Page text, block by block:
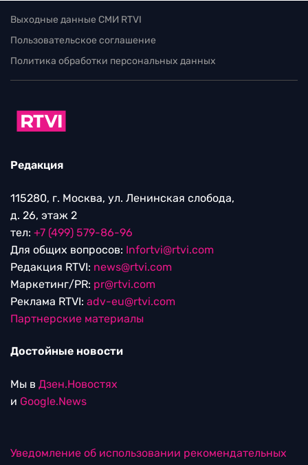
Выходные данные СМИ RTVI
Пользовательское соглашение
Политика обработки персональных данных
Редакция
115280, г. Москва, ул. Ленинская слобода,
д. 26, этаж 2
тел: +7 (499) 579-86-96
Для общих вопросов: Infortvi@rtvi.com
Редакция RTVI: news@rtvi.com
Маркетинг/PR: pr@rtvi.com
Реклама RTVI: adv-eu@rtvi.com
Партнерские материалы
Достойные новости
Мы в Дзен.Новостях
и Google.News
Уведомление об использовании рекомендательных